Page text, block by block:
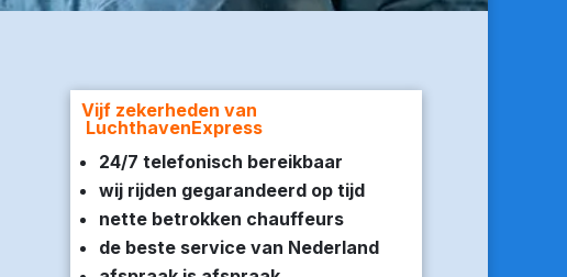
Vijf zekerheden van
LuchthavenExpress
24/7 telefonisch bereikbaar
wij rijden gegarandeerd op tijd
nette betrokken chauffeurs
de beste service van Nederland